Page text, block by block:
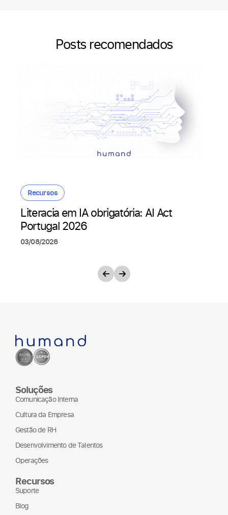
Posts recomendados
Recursos
Literacia em IA obrigatória: AI Act
Portugal 2026
03/08/2026
Soluções
Comunicação Interna
Cultura da Empresa
Gestão de RH
Desenvolvimento de Talentos
Operações
Recursos
Suporte
Blog